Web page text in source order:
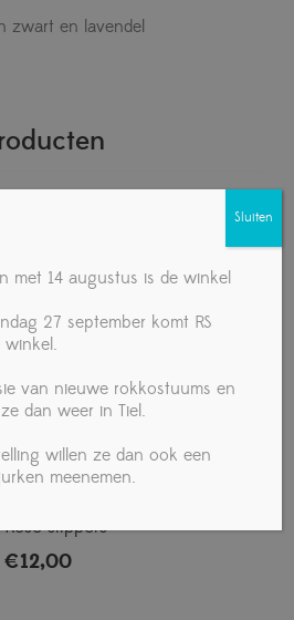
zwart en lavendel
slippers
€12,00
met 14 augustus is de winkel
27 september komt RS
winkel.
van nieuwe rokkostuums en
dan weer in Tiel.
willen ze dan ook een
meenemen.
Sluiten